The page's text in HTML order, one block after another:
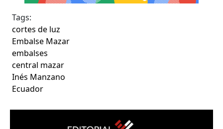
Tags:
cortes de luz
Embalse Mazar
embalses
central mazar
Inés Manzano
Ecuador